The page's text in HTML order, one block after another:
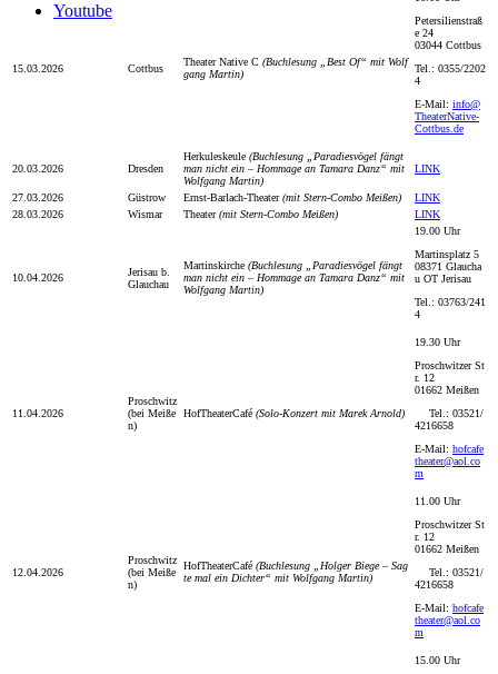
Youtube
15.03.2026 Cottbus
Theater Native C (Buchlesung „Best Of“ mit Wolf
gang Martin)
Petersilienstraß
e 24
03044 Cottbus
Tel.: 0355/2202
4
E-Mail: info@
TheaterNative-
Cottbus.de
20.03.2026 Dresden
Herkuleskeule (Buchlesung „Paradiesvögel fängt
man nicht ein – Hommage an Tamara Danz“ mit
Wolfgang Martin)
LINK
27.03.2026 Güstrow Ernst-Barlach-Theater(mit Stern-Combo Meißen)
LINK
28.03.2026
Wismar Theater(mit Stern-Combo Meißen) LINK
10.04.2026
Jerisau b.
Glauchau
Martinskirche (Buchlesung „Paradiesvögel fängt
man nicht ein – Hommage an Tamara Danz“ mit
Wolfgang Martin)
19.00 Uhr
Martinsplatz 5
08371 Glaucha
u OT Jerisau
Tel.: 03763/241
4
11.04.2026
Proschwitz
(bei Meiße
n)
HofTheaterCafé (Solo-Konzert mit Marek Arnold)
19.30 Uhr
Proschwitzer St
r. 12
01662 Meißen
Tel.: 03521/
4216658
E-Mail: hofcafe
theater@aol.co
m
12.04.2026
Proschwitz
(bei Meiße
n)
HofTheaterCafé (Buchlesung „Holger Biege – Sag
te mal ein Dichter“ mit Wolfgang Martin)
11.00 Uhr
Proschwitzer St
r. 12
01662 Meißen
Tel.: 03521/
4216658
E-Mail: hofcafe
theater@aol.co
m
15.00 Uhr